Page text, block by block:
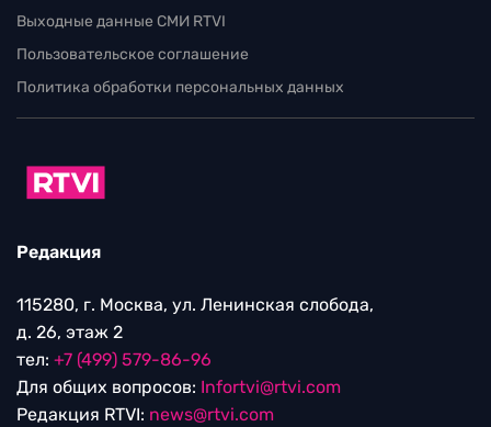
Выходные данные СМИ RTVI
Пользовательское соглашение
Политика обработки персональных данных
Редакция
115280, г. Москва, ул. Ленинская слобода,
д. 26, этаж 2
тел: +7 (499) 579-86-96
Для общих вопросов: Infortvi@rtvi.com
Редакция RTVI: news@rtvi.com